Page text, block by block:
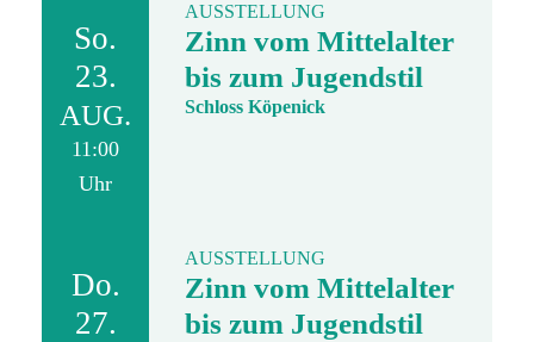
So.
23.
AUG.
11:00
Uhr
AUSSTELLUNG
Zinn vom Mittelalter
bis zum Jugendstil
Schloss Köpenick
Do.
27.
AUSSTELLUNG
Zinn vom Mittelalter
bis zum Jugendstil